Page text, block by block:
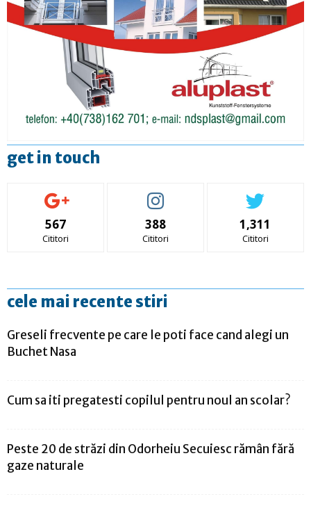
get in touch
567
Cititori
388
Cititori
1,311
Cititori
cele mai recente stiri
Greseli frecvente pe care le poti face cand alegi un
Buchet Nasa
Cum sa iti pregatesti copilul pentru noul an scolar?
Peste 20 de străzi din Odorheiu Secuiesc rămân fără
gaze naturale